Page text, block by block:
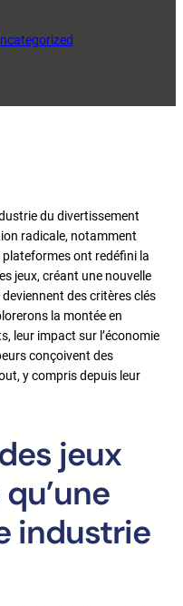
du divertissement
radicale, notamment
plateformes ont redéfini la
jeux, créant une nouvelle
deviennent des critères clés
la montée en
leur impact sur l’économie
conçoivent des
y compris depuis leur
jeux
industrie